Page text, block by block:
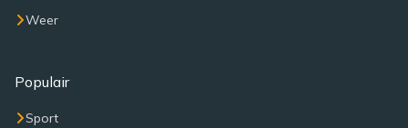
Weer
Populair
Sport